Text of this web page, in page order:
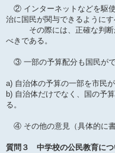
② インターネットなどを駆
治に国民が関与できるようにす
その際には、正確な判断が
べきである。
③ 一部の予算配分も国民がで
a) 自治体の予算の一部を市民
b) 自治体だけでなく、国の予
る。
④ その他の意見（具体的に書
質問３ 中学校の公民教育に